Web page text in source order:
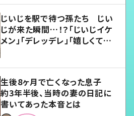
じいじを駅で待つ孫たち じい
じが来た瞬間…！？「じいじイケ
メン」「デレッデレ」「嬉しくて可
生後8ヶ月で亡くなった息子
約3年半後、当時の妻の日記に
書いてあった本音とは